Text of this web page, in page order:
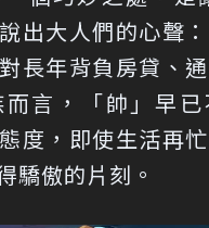
出大人們的心聲
長年背負房貸、
言，「帥」早
度，即使生活再
驕傲的片刻。